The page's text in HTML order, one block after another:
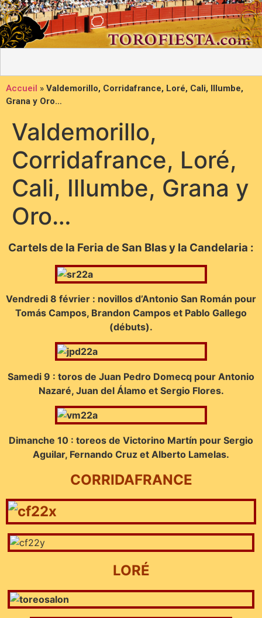
Accueil » Valdemorillo, Corridafrance, Loré, Cali, Illumbe,
Grana y Oro…
Valdemorillo,
Corridafrance, Loré,
Cali, Illumbe, Grana y
Oro…
Cartels de la Feria de San Blas y la Candelaria :
Vendredi 8 février : novillos d’Antonio San Román pour
Tomás Campos, Brandon Campos et Pablo Gallego
(débuts).
Samedi 9 : toros de Juan Pedro Domecq pour Antonio
Nazaré, Juan del Álamo et Sergio Flores.
Dimanche 10 : toreos de Victorino Martín pour Sergio
Aguilar, Fernando Cruz et Alberto Lamelas.
CORRIDAFRANCE
LORÉ